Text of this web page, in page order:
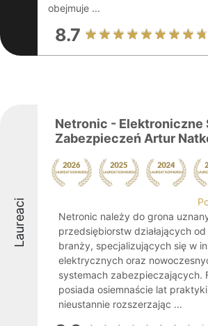
obejmuje ...
8.7
Laureaci
Netronic - Elektroniczne
Zabezpieczeń Artur
Netronic należy do grona
przedsiębiorstw działających
branży, specjalizujących się w
elektrycznych oraz
systemach zabezpieczających.
posiada osiemnaście lat
nieustannie rozszerzając ...